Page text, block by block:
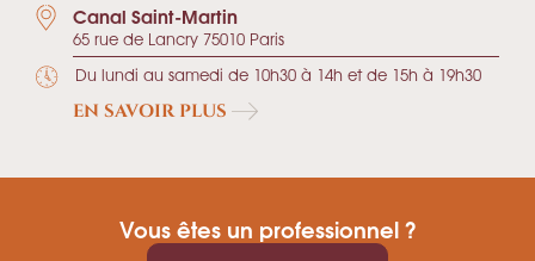
Canal Saint-Martin
65 rue de Lancry 75010 Paris
Du lundi au samedi de 10h30 à 14h et de 15h à 19h30
EN SAVOIR PLUS
Vous êtes un professionnel ?